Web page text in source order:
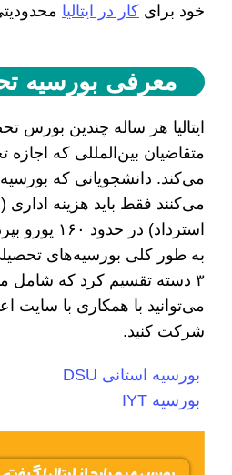
خود برای کار در ایتالیا
معرفی بورسیه
ایتالیا هر ساله چندین بورس
متقاضیان بین‌المللی که اجازه
می‌کند. دانشجویانی که
می‌کنند فقط باید هزینه اداری
استرداد) در حدود ۱۶۰ یورو بپردازند.
به طور کلی بورسیه‌های تحصیلی
۳ دسته تقسیم کرد که شامل
می‌توانید با همکاری با سایت
شرکت کنید.
بورسیه استانی DSU
بورسیه IYT